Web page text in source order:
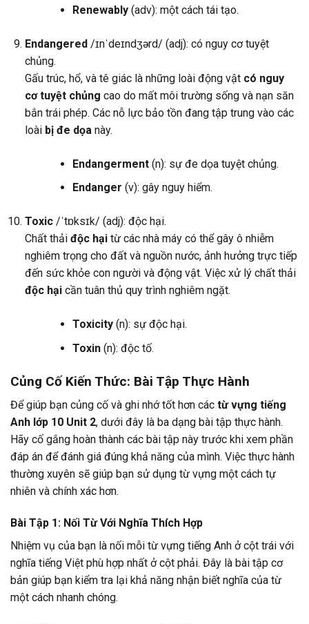
Renewably(adv): một cách tái tạo.
Endangered/ɪnˈdeɪndʒərd/ (adj): có nguy cơ tuyệt
chủng.
Gấu trúc, hổ, và tê giác là những loài động vật có nguy
cơ tuyệt chủng cao do mất môi trường sống và nạn săn
bắn trái phép. Các nỗ lực bảo tồn đang tập trung vào các
loài bị đe dọa này.
Endangerment(n): sự đe dọa tuyệt chủng.
Endanger (v): gây nguy hiểm.
Toxic/ˈtɒksɪk/ (adj): độc hại.
Chất thải độc hạitừ các nhà máy có thể gây ô nhiễm
nghiêm trọng cho đất và nguồn nước, ảnh hưởng trực tiếp
đến sức khỏe con người và động vật. Việc xử lý chất thải
độc hạicần tuân thủ quy trình nghiêm ngặt.
Toxicity(n): sự độc hại.
Toxin(n): độc tố.
Củng Cố Kiến Thức: Bài Tập Thực Hành
Để giúp bạn củng cố và ghi nhớ tốt hơn các từ vựng tiếng
Anh lớp 10 Unit 2, dưới đây là ba dạng bài tập thực hành.
Hãy cố gắng hoàn thành các bài tập này trước khi xem phần
đáp án để đánh giá đúng khả năng của mình. Việc thực hành
thường xuyên sẽ giúp bạn sử dụng từ vựng một cách tự
nhiên và chính xác hơn.
Bài Tập 1: Nối Từ Với Nghĩa Thích Hợp
Nhiệm vụ của bạn là nối mỗi từ vựng tiếng Anh ở cột trái với
nghĩa tiếng Việt phù hợp nhất ở cột phải. Đây là bài tập cơ
bản giúp bạn kiểm tra lại khả năng nhận biết nghĩa của từ
một cách nhanh chóng.